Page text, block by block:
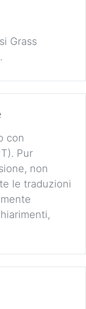
Grass
con
Pur
non
le traduzioni